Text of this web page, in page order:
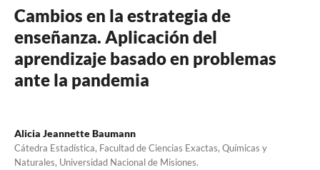
Cambios en la estrategia de
enseñanza. Aplicación del
aprendizaje basado en problemas
ante la pandemia
Alicia Jeannette Baumann
Cátedra Estadística, Facultad de Ciencias Exactas, Químicas y
Naturales, Universidad Nacional de Misiones.